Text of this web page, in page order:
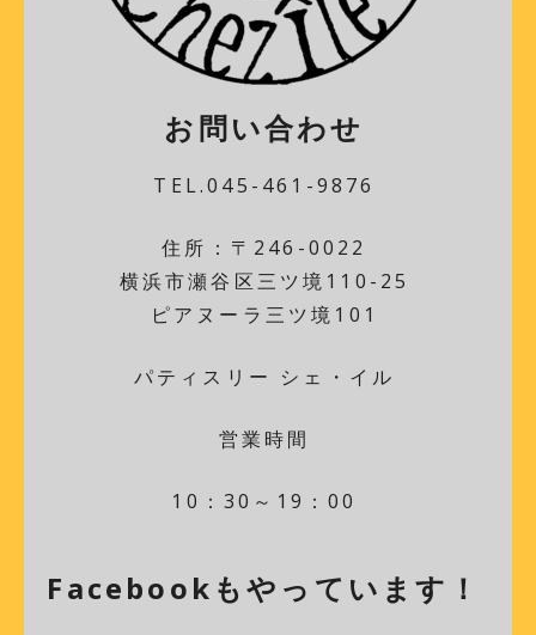
お問い合わせ
TEL.045-461-9876
住所：〒246-0022
横浜市瀬谷区三ツ境110-25
ピアヌーラ三ツ境101
パティスリー シェ・イル
営業時間
10：30～19：00
Facebookもやっています！